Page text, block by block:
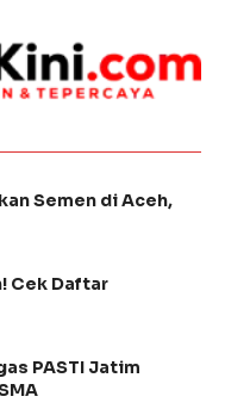
Semen di Aceh,
Cek Daftar
PASTI Jatim